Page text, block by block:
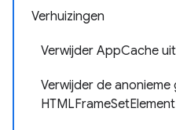
Verhuizingen
Verwijder AppCache
Verwijder de
HTMLFrameSetElement